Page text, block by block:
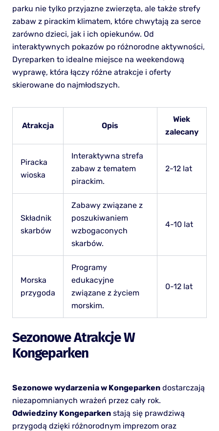
parku nie tylko przyjazne zwierzęta, ale także strefy
zabaw z pirackim klimatem, które chwytają za serce
zarówno dzieci, jak i ich opiekunów. Od
interaktywnych pokazów po różnorodne aktywności,
Dyreparken to idealne miejsce na weekendową
wyprawę, która łączy różne atrakcje i oferty
skierowane do najmłodszych.
Atrakcja Opis
Wiek
zalecany
Piracka
wioska
Interaktywna strefa
zabaw z tematem
pirackim.
2-12 lat
Składnik
skarbów
Zabawy związane z
poszukiwaniem
wzbogaconych
skarbów.
4-10 lat
Morska
przygoda
Programy
edukacyjne
związane z życiem
morskim.
0-12 lat
Sezonowe Atrakcje W
Kongeparken
Sezonowe wydarzenia w Kongeparkendostarczają
niezapomnianych wrażeń przez cały rok.
Odwiedziny Kongeparkenstają się prawdziwą
przygodą dzięki różnorodnym imprezom oraz